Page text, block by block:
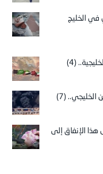
في الخليج
(4)
الخليجي.. (7)
هذا الإنفاق إلى